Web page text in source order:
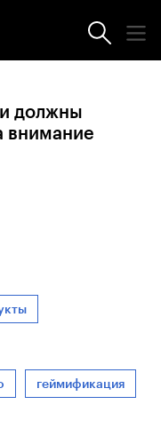
должны
внимание
геймификация